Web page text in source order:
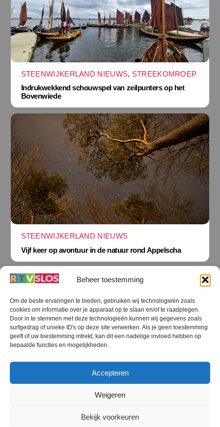
Beheer toestemming
Om de beste ervaringen te bieden, gebruiken wij technologieën zoals
cookies om informatie over je apparaat op te slaan en/of te raadplegen.
Door in te stemmen met deze technologieën kunnen wij gegevens zoals
surfgedrag of unieke ID's op deze site verwerken. Als je geen toestemming
geeft of uw toestemming intrekt, kan dit een nadelige invloed hebben op
bepaalde functies en mogelijkheden.
Accepteren
Weigeren
Bekijk voorkeuren
STEENWIJKERLAND NIEUWS, STREEKOMROEP
Indrukwekkend schouwspel van zeilpunters op het
Bovenwiede
STEENWIJKERLAND NIEUWS
Vijf keer op avontuur in de natuur rond Appelscha
Terug
naar
boven
RTV SLOS
RTV SLOS ANBI